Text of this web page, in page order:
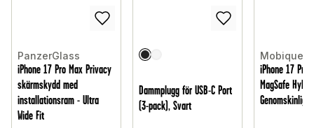
PanzerGlass
iPhone 17 Pro Max Privacy
skärmskydd med
installationsram - Ultra
Wide Fit
Dammplugg för USB-C Port
(3-pack), Svart
Mobique
iPhone 17 Pro
MagSafe
Genomskinlig